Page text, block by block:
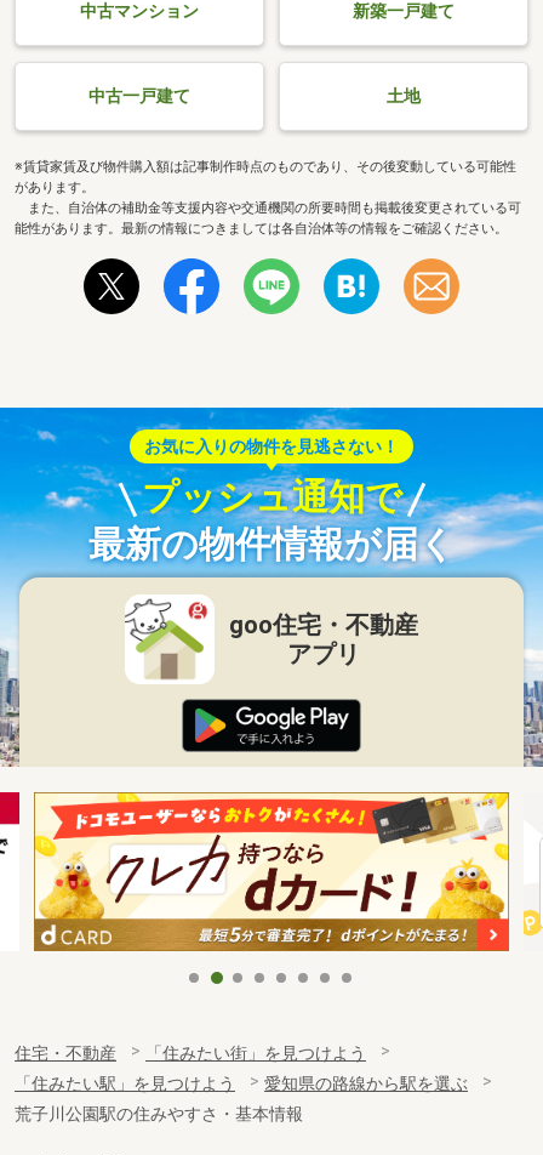
中古マンション 新築一戸建て
中古一戸建て 土地
※賃貸家賃及び物件購入額は記事制作時点のものであり、その後変動している可能性
があります。
また、自治体の補助金等支援内容や交通機関の所要時間も掲載後変更されている可
能性があります。最新の情報につきましては各自治体等の情報をご確認ください。
お気に入りの物件を見逃さない！
プッシュ通知で
最新の物件情報が届く
goo住宅・不動産
アプリ
住宅・不動産
「住みたい街」を見つけよう
「住みたい駅」を見つけよう
愛知県の路線から駅を選ぶ
荒子川公園駅の住みやすさ・基本情報